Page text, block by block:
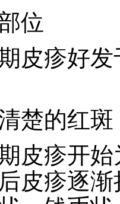
位
疹好发
的红斑
疹开始
皮疹逐